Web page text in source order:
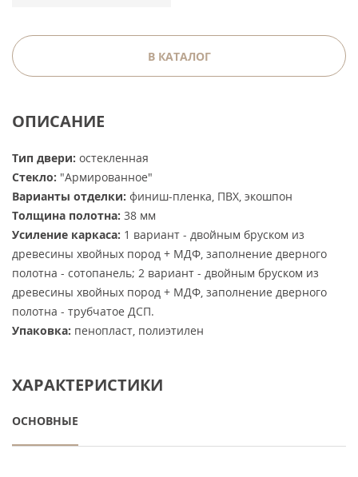
В КАТАЛОГ
ОПИСАНИЕ
Тип двери: остекленная
Стекло: "Армированное"
Варианты отделки: финиш-пленка, ПВХ, экошпон
Толщина полотна: 38 мм
Усиление каркаса: 1 вариант - двойным бруском из
древесины хвойных пород + МДФ, заполнение дверного
полотна - сотопанель; 2 вариант - двойным бруском из
древесины хвойных пород + МДФ, заполнение дверного
полотна - трубчатое ДСП.
Упаковка: пенопласт, полиэтилен
ХАРАКТЕРИСТИКИ
ОСНОВНЫЕ